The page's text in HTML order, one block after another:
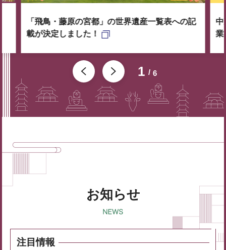
1 6
「飛鳥・藤原の宮都」の世界遺産一覧表への記
載が決定しました！
中
業
お知らせ
注目情報